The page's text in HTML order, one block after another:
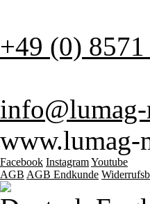
+49 (0)
info@lumag-
www.lumag-
Facebook InstagramYoutube
AGB AGB Endkunde